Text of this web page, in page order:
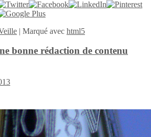
| Marqué avec html5
bonne rédaction de contenu